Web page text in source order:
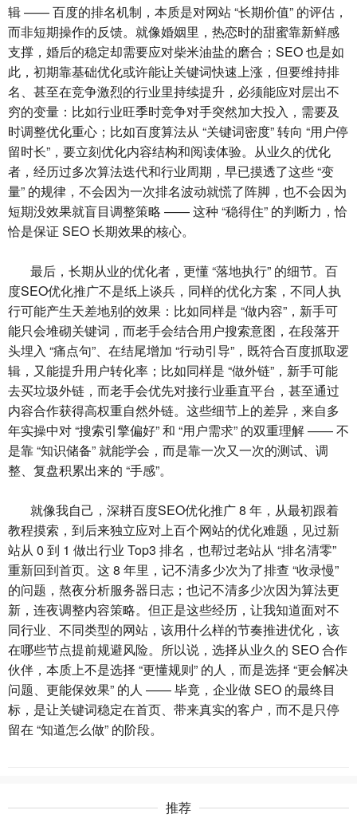
辑 —— 百度的排名机制，本质是对网站 “长期价值” 的评估，
而非短期操作的反馈。就像婚姻里，热恋时的甜蜜靠新鲜感
支撑，婚后的稳定却需要应对柴米油盐的磨合；SEO 也是如
此，初期靠基础优化或许能让关键词快速上涨，但要维持排
名、甚至在竞争激烈的行业里持续提升，必须能应对层出不
穷的变量：比如行业旺季时竞争对手突然加大投入，需要及
时调整优化重心；比如百度算法从 “关键词密度” 转向 “用户停
留时长”，要立刻优化内容结构和阅读体验。从业久的优化
者，经历过多次算法迭代和行业周期，早已摸透了这些 “变
量” 的规律，不会因为一次排名波动就慌了阵脚，也不会因为
短期没效果就盲目调整策略 —— 这种 “稳得住” 的判断力，恰
恰是保证 SEO 长期效果的核心。
最后，长期从业的优化者，更懂 “落地执行” 的细节。百
度SEO优化推广不是纸上谈兵，同样的优化方案，不同人执
行可能产生天差地别的效果：比如同样是 “做内容”，新手可
能只会堆砌关键词，而老手会结合用户搜索意图，在段落开
头埋入 “痛点句”、在结尾增加 “行动引导”，既符合百度抓取逻
辑，又能提升用户转化率；比如同样是 “做外链”，新手可能
去买垃圾外链，而老手会优先对接行业垂直平台，甚至通过
内容合作获得高权重自然外链。这些细节上的差异，来自多
年实操中对 “搜索引擎偏好” 和 “用户需求” 的双重理解 —— 不
是靠 “知识储备” 就能学会，而是靠一次又一次的测试、调
整、复盘积累出来的 “手感”。
就像我自己，深耕百度SEO优化推广 8 年，从最初跟着
教程摸索，到后来独立应对上百个网站的优化难题，见过新
站从 0 到 1 做出行业 Top3 排名，也帮过老站从 “排名清零”
重新回到首页。这 8 年里，记不清多少次为了排查 “收录慢”
的问题，熬夜分析服务器日志；也记不清多少次因为算法更
新，连夜调整内容策略。但正是这些经历，让我知道面对不
同行业、不同类型的网站，该用什么样的节奏推进优化，该
在哪些节点提前规避风险。所以说，选择从业久的 SEO 合作
伙伴，本质上不是选择 “更懂规则” 的人，而是选择 “更会解决
问题、更能保效果” 的人 —— 毕竟，企业做 SEO 的最终目
标，是让关键词稳定在首页、带来真实的客户，而不是只停
留在 “知道怎么做” 的阶段。
推荐